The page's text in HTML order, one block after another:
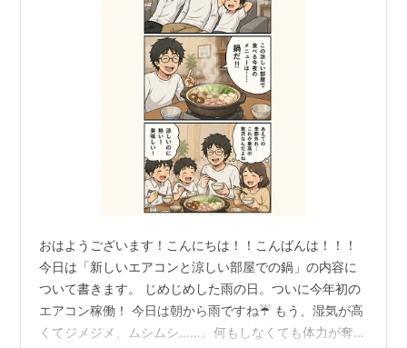
おはようございます！こんにちは！！こんばんは！！！
今日は「新しいエアコンと涼しい部屋での鍋」の内容に
ついて書きます。 じめじめした雨の日。ついに今年初の
エアコン稼働！ 今日は朝から雨ですね☔️ もう、湿気が高
くてジメジメ、ムシムシ……。何もしなくても体力が奪わ